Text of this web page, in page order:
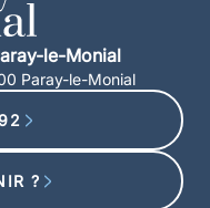
le-Monial
Paray-le-Monial
?